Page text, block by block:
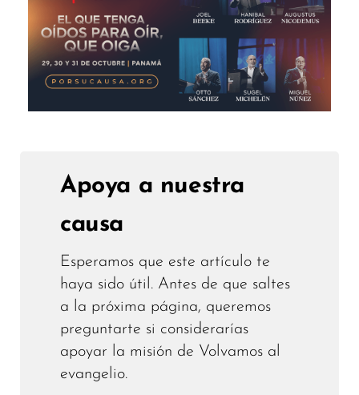
Apoya a nuestra
causa
Esperamos que este artículo te
haya sido útil. Antes de que saltes
a la próxima página, queremos
preguntarte si considerarías
apoyar la misión de Volvamos al
evangelio.